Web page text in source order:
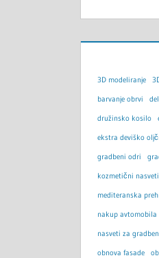
3D modeliranje
barvanje obrvi
družinsko kosilo
ekstra deviško
gradbeni odri
kozmetični nasveti
mediteranska
nakup avtomobila
nasveti za
obnova fasade